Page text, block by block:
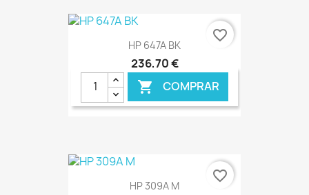
€ ONLINE
HP 647A BK
236,70 €
 COMPRAR
€ ONLINE
favorite_border
HP 309A M
favorite_border